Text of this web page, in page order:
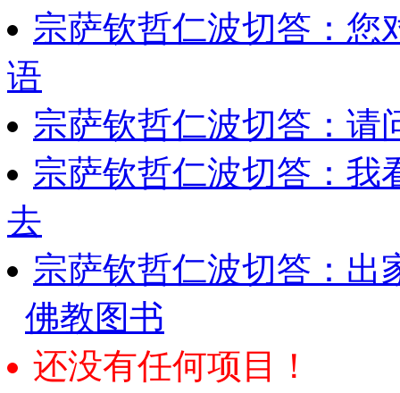
宗萨钦哲仁波切答：您
语
宗萨钦哲仁波切答：请
宗萨钦哲仁波切答：我
去
宗萨钦哲仁波切答：出
佛教图书
还没有任何项目！